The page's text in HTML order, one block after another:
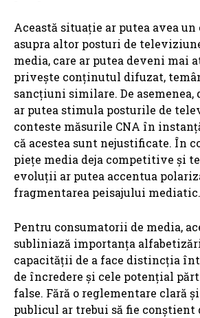
Această situație ar putea avea
asupra altor posturi de
media, care ar putea deveni mai
privește conținutul difuzat,
sancțiuni similare. De
ar putea stimula posturile de
conteste măsurile CNA în
că acestea sunt nejustificate. În
piețe media deja competitive și
evoluții ar putea accentua
fragmentarea peisajului mediatic.
Pentru consumatorii de media,
subliniază importanța
capacității de a face distincția
de încredere și cele potențial
false. Fără o reglementare clară
publicul ar trebui să fie conștient